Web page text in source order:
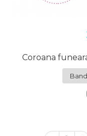
Coroana